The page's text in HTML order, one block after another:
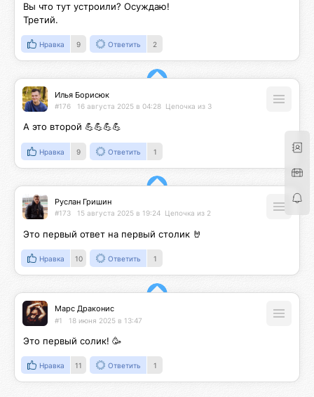
Вы что тут устроили? Осуждаю!
Третий.
Нравка 9 Ответить 2
Илья Борисюк
#176 16 августа 2025 в 04:28 Цепочка из 3
А это второй 💪💪💪💪
Нравка 9 Ответить 1
Руслан Гришин
#173 15 августа 2025 в 19:24 Цепочка из 2
Это первый ответ на первый столик 🤘
Нравка 10 Ответить 1
Марс Драконис
#1 18 июня 2025 в 13:47
Это первый солик! 🥳
Нравка 11 Ответить 1